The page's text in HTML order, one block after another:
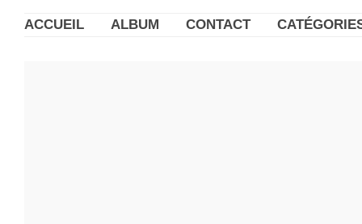
ACCUEIL ALBUM CONTACT